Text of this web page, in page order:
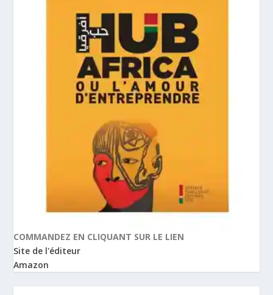
COMMANDEZ EN CLIQUANT SUR LE LIEN
Site de l'éditeur
Amazon